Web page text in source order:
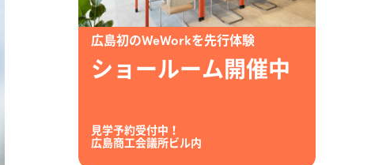
広島初のWeWorkを先行体験
ショールーム開催中
見学予約受付中！
広島商工会議所ビル内